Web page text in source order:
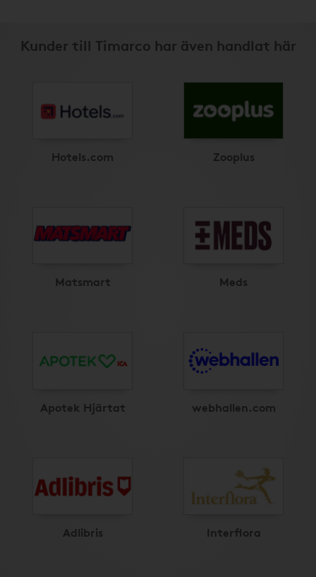
Kunder till Timarco har även handlat här
Hotels.com Zooplus
Matsmart Meds
Apotek Hjärtat webhallen.com
Adlibris Interflora